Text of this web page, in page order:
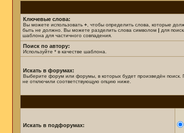
Ключевые слова:
Вы можете использовать + , чтобы определить слова, которые
быть не должно. Вы можете разделить слова символом | для
шаблона для частичного совпадения.
Поиск по автору:
Используйте * в качестве шаблона.
Искать в форумах:
Выберите форум или форумы, в которых будет произведён поиск.
не отключили соответствующую опцию ниже.
Искать в подфорумах: